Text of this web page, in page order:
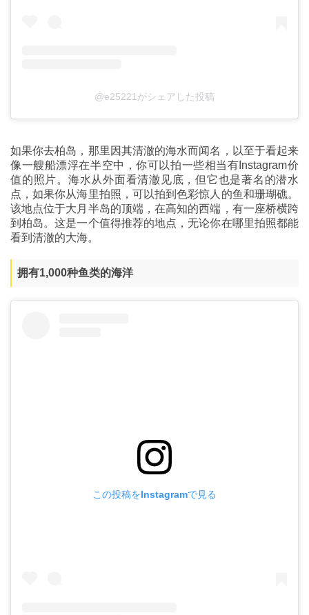
@e25221がシェアした投稿
如果你去柏岛，那里因其清澈的海水而闻名，以至于看起来
像一艘船漂浮在半空中，你可以拍一些相当有Instagram价
值的照片。海水从外面看清澈见底，但它也是著名的潜水
点，如果你从海里拍照，可以拍到色彩惊人的鱼和珊瑚礁。
该地点位于大月半岛的顶端，在高知的西端，有一座桥横跨
到柏岛。这是一个值得推荐的地点，无论你在哪里拍照都能
看到清澈的大海。
拥有1,000种鱼类的海洋
この投稿をInstagramで見る